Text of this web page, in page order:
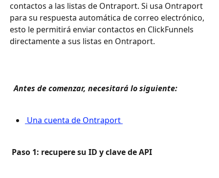
contactos a las listas de Ontraport. Si usa Ontraport
para su respuesta automática de correo electrónico,
esto le permitirá enviar contactos en ClickFunnels
directamente a sus listas en Ontraport.
Antes de comenzar, necesitará lo siguiente:
Una cuenta de Ontraport
Paso 1: recupere su ID y clave de API